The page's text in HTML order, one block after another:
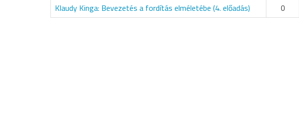
Klaudy Kinga: Bevezetés a fordítás elméletébe (4. előadás)
0